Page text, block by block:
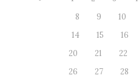
8
9 10
14
15 16
20
21 22
26
27 28